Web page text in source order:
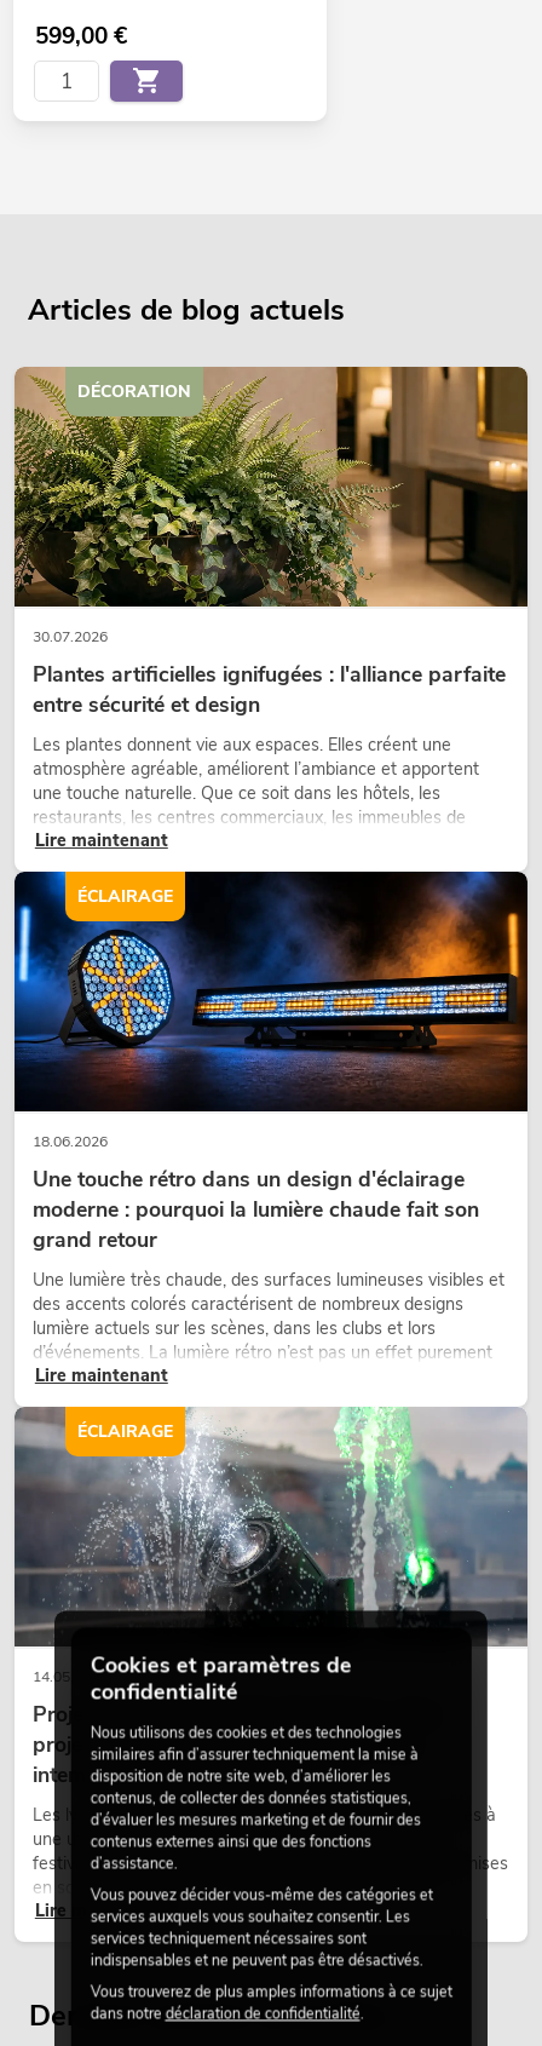
599,00€
Articles de blog actuels
30.07.2026
Plantes artificielles ignifugées : l'alliance parfaite
entre sécurité et design
Les plantes donnent vie aux espaces. Elles créent une
atmosphère agréable, améliorent l’ambiance et apportent
une touche naturelle. Que ce soit dans les hôtels, les
restaurants, les centres commerciaux, les immeubles de
bureaux ou sur les stands d’exposition, une végétalisation de
d’aménagement modernes.
Lire maintenant
DÉCORATION
18.06.2026
Une touche rétro dans un design d'éclairage
moderne : pourquoi la lumière chaude fait son
grand retour
Une lumière très chaude, des surfaces lumineuses visibles et
des accents colorés caractérisent de nombreux designs
lumière actuels sur les scènes, dans les clubs et lors
d’événements. La lumière rétro n’est pas un effet purement
nostalgique, mais un outil de conception utilisé de manière
scènes et peut rendre les configurations LED techniques plus
émotionnelles.
Lire maintenant
ÉCLAIRAGE
14.05.2026
Projecteurs à tête mobile d'extérieur : des
projecteurs à tête mobile résistants aux
intempéries pour les événements
Les lyres outdoor sont des projecteurs motorisés destinés à
une utilisation en extérieur. Elles sont utilisées lors de
festivals, de fêtes urbaines, de concerts en plein air, de mises
en scène architecturales et d’installations extérieures
temporaires.
Lire maintenant
ÉCLAIRAGE
Derniers articles consultés
Cookies et paramètres de
confidentialité
Nous utilisons des cookies et des technologies
similaires afin d’assurer techniquement la mise à
disposition de notre site web, d’améliorer les
contenus, de collecter des données statistiques,
d’évaluer les mesures marketing et de fournir des
contenus externes ainsi que des fonctions
d’assistance.
Vous pouvez décider vous-même des catégories et
services auxquels vous souhaitez consentir. Les
services techniquement nécessaires sont
indispensables et ne peuvent pas être désactivés.
Vous trouverez de plus amples informations à ce sujet
dans notre déclaration de confidentialité.